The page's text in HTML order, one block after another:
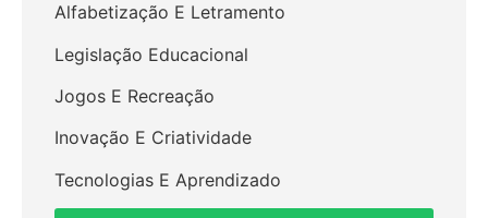
Alfabetização E Letramento
Legislação Educacional
Jogos E Recreação
Inovação E Criatividade
Tecnologias E Aprendizado